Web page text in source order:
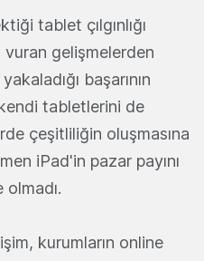
tablet çılgınlığı
vuran gelişmelerden
başarının
tabletlerini de
çeşitliliğin oluşmasına
iPad'in pazar payını
kurumların online